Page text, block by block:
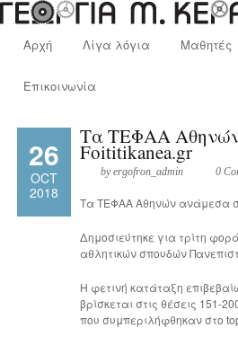
Αρχή Λίγα λόγια Μαθητές
Επικοινωνία
26
OCT
2018
Τα ΤΕΦΑΑ Αθηνών
Foititikanea.gr
by ergofron_admin 0
Tα ΤΕΦΑΑ Αθηνών ανάμεσα
Δημοσιεύτηκε για τρίτη
αθλητικών σπουδών
Η φετινή κατάταξη
βρίσκεται στις θέσεις
που συμπεριλήφθηκαν στο